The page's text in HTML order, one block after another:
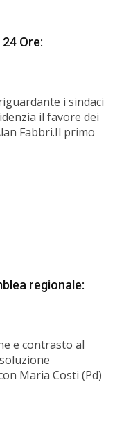
Ore:
i sindaci
il favore dei
Fabbri.Il primo
regionale:
e contrasto al
Maria Costi (Pd)